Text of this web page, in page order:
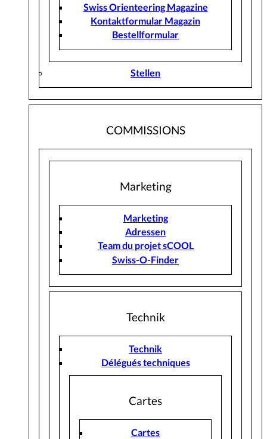
Swiss Orienteering Magazine
Kontaktformular Magazin
Bestellformular
Stellen
COMMISSIONS
Marketing
Marketing
Adressen
Team du projet sCOOL
Swiss-O-Finder
Technik
Technik
Délégués techniques
Cartes
Cartes